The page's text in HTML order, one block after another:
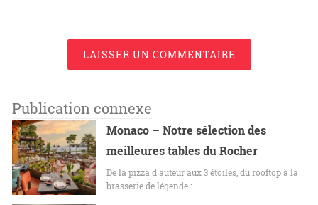
LAISSER UN COMMENTAIRE
Publication connexe
Monaco – Notre sélection des
meilleures tables du Rocher
De la pizza d'auteur aux 3 étoiles, du rooftop à la
brasserie de légende :…